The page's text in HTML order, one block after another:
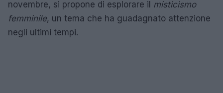
novembre, si propone di esplorare il misticismo
femminile, un tema che ha guadagnato attenzione
negli ultimi tempi.